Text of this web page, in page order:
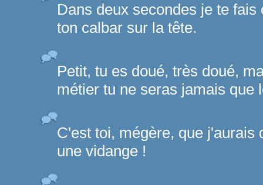
Dans deux secondes je te
ton calbar sur la tête.
Petit, tu es doué, très doué,
métier tu ne seras jamais que
C'est toi, mégère, que j'aurais
une vidange !